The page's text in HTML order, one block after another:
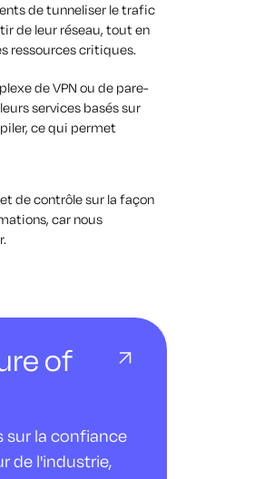
de tunneliser le trafic
de leur réseau, tout en
ressources critiques.
de VPN ou de pare-
services basés sur
ce qui permet
de contrôle sur la façon
car nous
of
sur la confiance
de l'industrie,